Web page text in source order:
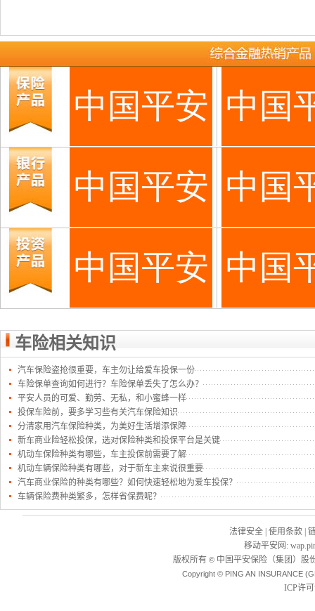
车险相关知识
汽车保险盗抢很重要，车主勿让给爱车投保一份
车险保单查询如何进行？车险保单丢失了怎么办？
平安人员的可爱、勤劳、无私，和小蜜蜂一样
投保车险前，要多学习些有关汽车保险知识
分清家用汽车保险种类，为美好生活增添保障
新车商业险轻松投保，选对保险种类和投保平台是关键
机动车保险种类有哪些，车主投保前需要了解
机动车辆保险种类有哪些，对于新车主来说很重要
汽车商业保险的种类有哪些？如何快速轻松地为爱车投保？
车辆保险费种类繁多，怎样省保费呢？
法律安全 使用条款
移动平安网 :
版权所有 ©中国平安保险（集团）股
Copyright © PING AN INSURANCE
ICP许